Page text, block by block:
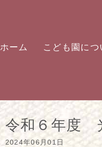
ホーム こども園につ
令和６年度
2024年06月01日